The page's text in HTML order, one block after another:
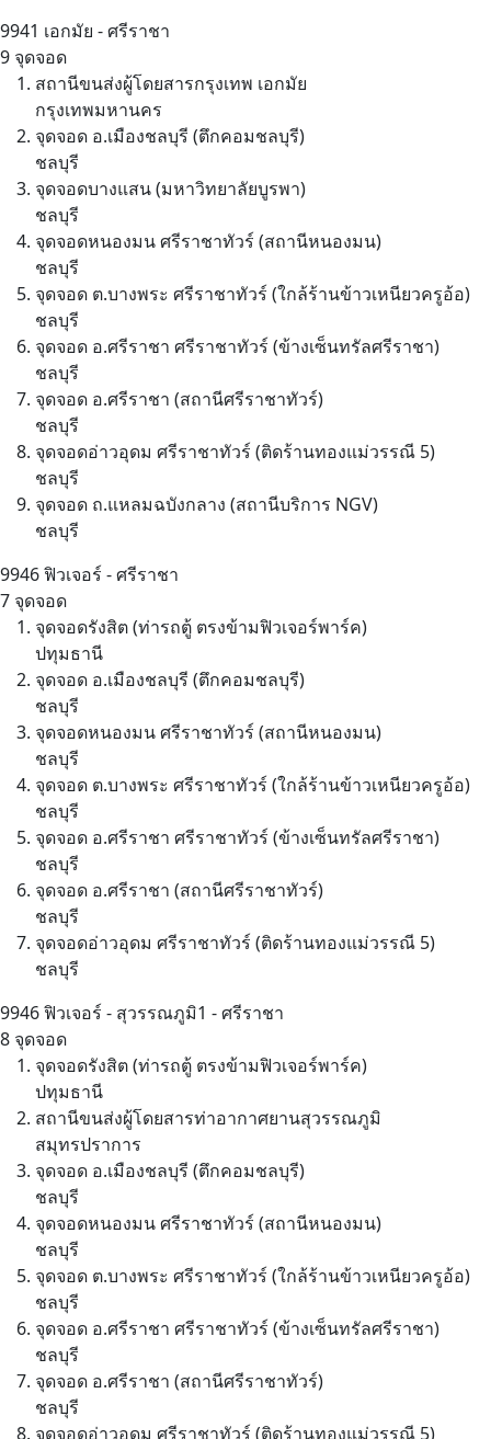
9941 เอกมัย - ศรีราชา
9 จุดจอด
สถานีขนส่งผู้โดยสารกรุงเทพ เอกมัย
กรุงเทพมหานคร
จุดจอด อ.เมืองชลบุรี (ตึกคอมชลบุรี)
ชลบุรี
จุดจอดบางแสน (มหาวิทยาลัยบูรพา)
ชลบุรี
จุดจอดหนองมน ศรีราชาทัวร์ (สถานีหนองมน)
ชลบุรี
จุดจอด ต.บางพระ ศรีราชาทัวร์ (ใกล้ร้านข้าวเหนียวครูอ้อ)
ชลบุรี
จุดจอด อ.ศรีราชา ศรีราชาทัวร์ (ข้างเซ็นทรัลศรีราชา)
ชลบุรี
จุดจอด อ.ศรีราชา (สถานีศรีราชาทัวร์)
ชลบุรี
จุดจอดอ่าวอุดม ศรีราชาทัวร์ (ติดร้านทองแม่วรรณี 5)
ชลบุรี
จุดจอด ถ.แหลมฉบังกลาง (สถานีบริการ NGV)
ชลบุรี
9946ฟิวเจอร์ - ศรีราชา
7 จุดจอด
จุดจอดรังสิต (ท่ารถตู้ ตรงข้ามฟิวเจอร์พาร์ค)
ปทุมธานี
จุดจอด อ.เมืองชลบุรี (ตึกคอมชลบุรี)
ชลบุรี
จุดจอดหนองมน ศรีราชาทัวร์ (สถานีหนองมน)
ชลบุรี
จุดจอด ต.บางพระ ศรีราชาทัวร์ (ใกล้ร้านข้าวเหนียวครูอ้อ)
ชลบุรี
จุดจอด อ.ศรีราชา ศรีราชาทัวร์ (ข้างเซ็นทรัลศรีราชา)
ชลบุรี
จุดจอด อ.ศรีราชา (สถานีศรีราชาทัวร์)
ชลบุรี
จุดจอดอ่าวอุดม ศรีราชาทัวร์ (ติดร้านทองแม่วรรณี 5)
ชลบุรี
9946ฟิวเจอร์ - สุวรรณภูมิ1 - ศรีราชา
8 จุดจอด
จุดจอดรังสิต (ท่ารถตู้ ตรงข้ามฟิวเจอร์พาร์ค)
ปทุมธานี
สถานีขนส่งผู้โดยสารท่าอากาศยานสุวรรณภูมิ
สมุทรปราการ
จุดจอด อ.เมืองชลบุรี (ตึกคอมชลบุรี)
ชลบุรี
จุดจอดหนองมน ศรีราชาทัวร์ (สถานีหนองมน)
ชลบุรี
จุดจอด ต.บางพระ ศรีราชาทัวร์ (ใกล้ร้านข้าวเหนียวครูอ้อ)
ชลบุรี
จุดจอด อ.ศรีราชา ศรีราชาทัวร์ (ข้างเซ็นทรัลศรีราชา)
ชลบุรี
จุดจอด อ.ศรีราชา (สถานีศรีราชาทัวร์)
ชลบุรี
จุดจอดอ่าวอุดม ศรีราชาทัวร์ (ติดร้านทองแม่วรรณี 5)